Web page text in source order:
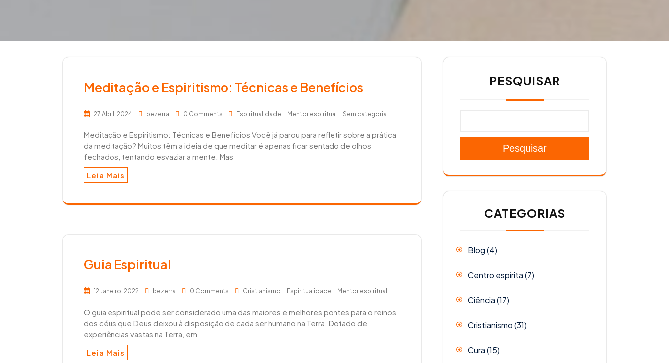
Meditação e Espiritismo: Técnicas e Benefícios
27 Abril, 2024 bezerra 0 Comments Espiritualidade Mentor espiritual Sem categoria
Meditação e Espiritismo: Técnicas e Benefícios Você já parou para refletir sobre a prática
da meditação? Muitos têm a ideia de que meditar é apenas ficar sentado de olhos
fechados, tentando esvaziar a mente. Mas
Leia Mais
Guia Espiritual
12 Janeiro, 2022 bezerra 0 Comments Cristianismo Espiritualidade Mentor espiritual
O guia espiritual pode ser considerado uma das maiores e melhores pontes para o reinos
dos céus que Deus deixou à disposição de cada ser humano na Terra. Dotado de
experiências vastas na Terra, em
Leia Mais
PESQUISAR
Pesquisar
CATEGORIAS
Blog(4)
Centro espírita(7)
Ciência(17)
Cristianismo(31)
Cura(15)